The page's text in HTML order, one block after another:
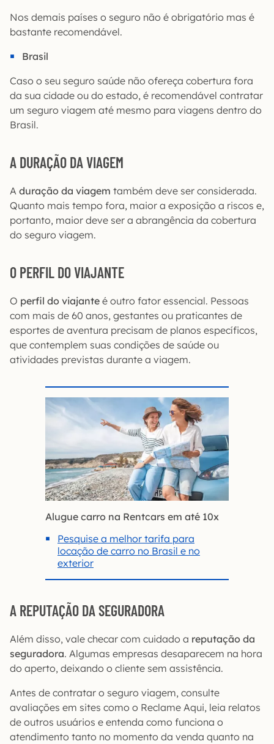
Nos demais países o seguro não é obrigatório mas é
bastante recomendável.
Brasil
Caso o seu seguro saúde não ofereça cobertura fora
da sua cidade ou do estado, é recomendável contratar
um seguro viagem até mesmo para viagens dentro do
Brasil.
A DURAÇÃO DA VIAGEM
A duração da viagem também deve ser considerada.
Quanto mais tempo fora, maior a exposição a riscos e,
portanto, maior deve ser a abrangência da cobertura
do seguro viagem.
O PERFIL DO VIAJANTE
O perfil do viajante é outro fator essencial. Pessoas
com mais de 60 anos, gestantes ou praticantes de
esportes de aventura precisam de planos específicos,
que contemplem suas condições de saúde ou
atividades previstas durante a viagem.
Alugue carro na Rentcars em até 10x
Pesquise a melhor tarifa para
locação de carro no Brasil e no
exterior
A REPUTAÇÃO DA SEGURADORA
Além disso, vale checar com cuidado a reputação da
seguradora. Algumas empresas desaparecem na hora
do aperto, deixando o cliente sem assistência.
Antes de contratar o seguro viagem, consulte
avaliações em sites como o Reclame Aqui, leia relatos
de outros usuários e entenda como funciona o
atendimento tanto no momento da venda quanto na